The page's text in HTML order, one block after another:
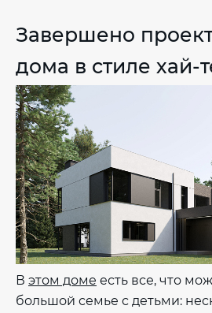
Завершено
дома в стиле хай-
В этом доме есть все, что
большой семье с детьми: